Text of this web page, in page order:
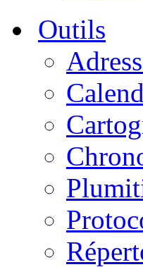
Outils